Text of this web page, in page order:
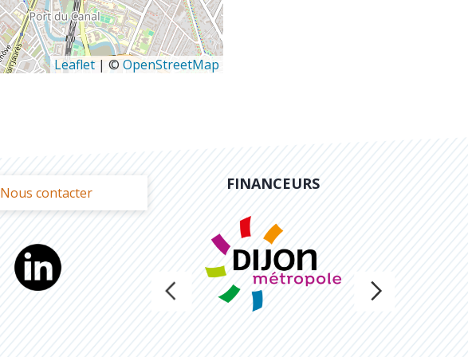
Leaflet| ©OpenStreetMap
Nous contacter FINANCEURS
Précédent Suivant